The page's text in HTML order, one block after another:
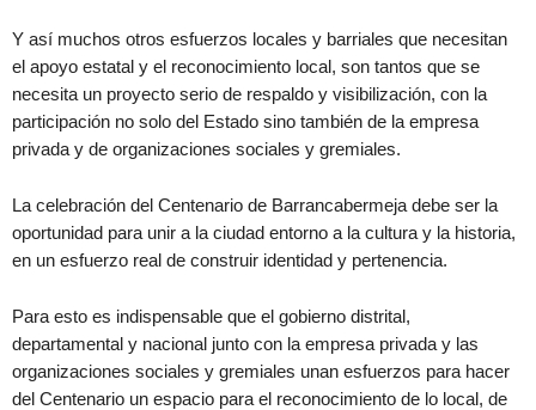
Y así muchos otros esfuerzos locales y barriales que necesitan
el apoyo estatal y el reconocimiento local, son tantos que se
necesita un proyecto serio de respaldo y visibilización, con la
participación no solo del Estado sino también de la empresa
privada y de organizaciones sociales y gremiales.
La celebración del Centenario de Barrancabermeja debe ser la
oportunidad para unir a la ciudad entorno a la cultura y la historia,
en un esfuerzo real de construir identidad y pertenencia.
Para esto es indispensable que el gobierno distrital,
departamental y nacional junto con la empresa privada y las
organizaciones sociales y gremiales unan esfuerzos para hacer
del Centenario un espacio para el reconocimiento de lo local, de